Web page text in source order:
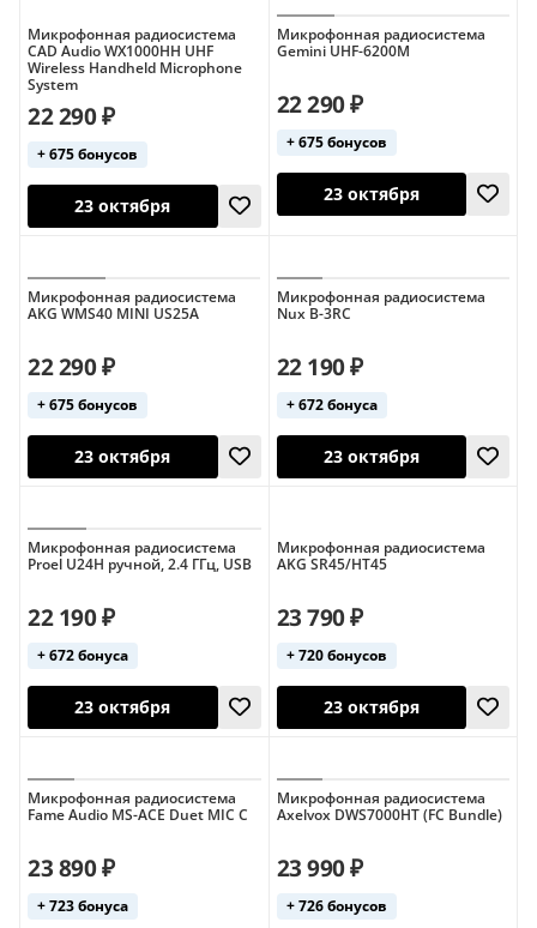
14 августа
Микрофонная радиосистема
CAD Audio WX1000HH UHF
Wireless Handheld Microphone
System
22 290 ₽
+ 675 бонусов
Микрофонная радиосистема
Gemini UHF-6200M
22 290 ₽
+ 675 бонусов
23 октября
Микрофонная радиосистема
AKG WMS40 MINI US25A
22 290 ₽
+ 675 бонусов
23 октября
Микрофонная радиосистема
Nux B-3RC
22 190 ₽
+ 672 бонуса
23 октября
Микрофонная радиосистема
Proel U24H ручной, 2.4 ГГц, USB
22 190 ₽
+ 672 бонуса
Микрофонная радиосистема
AKG SR45/HT45
23 790 ₽
+ 720 бонусов
Микрофонная радиосистема
Fame Audio MS-ACE Duet MIC C
23 890 ₽
+ 723 бонуса
Микрофонная радиосистема
Axelvox DWS7000HT (FC Bundle)
23 990 ₽
+ 726 бонусов